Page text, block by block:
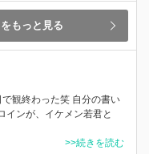
もっと見る
観終わった笑 自分の書い
インが、イケメン若君と
>>続きを読む